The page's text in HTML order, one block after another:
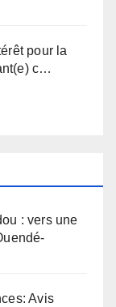
pour la
c…
: vers une
Avis